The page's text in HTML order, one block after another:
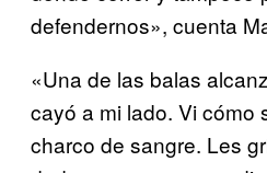
defendernos», cuenta
«Una de las balas
cayó a mi lado. Vi cómo
charco de sangre. Les